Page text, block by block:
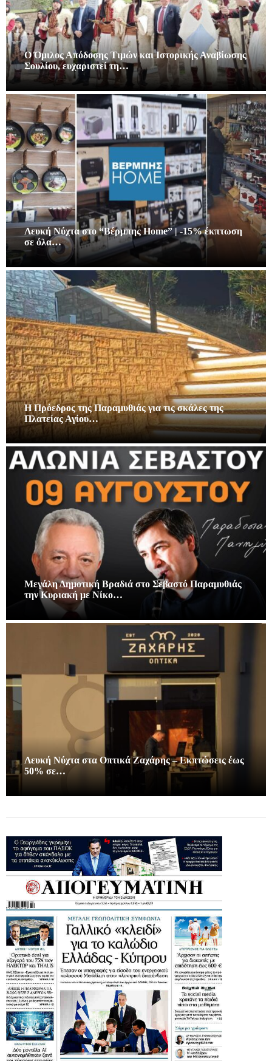
Ο Όμιλος Απόδοσης Τιμών και Ιστορικής Αναβίωσης
Σουλίου, ευχαριστεί τη…
Λευκή Νύχτα στο “Βέρμπης Home” | -15% έκπτωση
σε όλα…
Η Πρόεδρος της Παραμυθιάς για τις σκάλες της
Πλατείας Αγίου…
Μεγάλη Δημοτική Βραδιά στο Σεβαστό Παραμυθιάς
την Κυριακή με Νίκο…
Λευκή Νύχτα στα Οπτικά Ζαχάρης – Εκπτώσεις έως
50% σε…